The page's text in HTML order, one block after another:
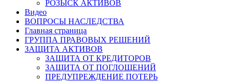
РОЗЫСК АКТИВОВ
Видео
ВОПРОСЫ НАСЛЕДСТВА
Главная страница
ГРУППА ПРАВОВЫХ РЕШЕНИЙ
ЗАЩИТА АКТИВОВ
ЗАЩИТА ОТ КРЕДИТОРОВ
ЗАЩИТА ОТ ПОГЛОЩЕНИЙ
ПРЕДУПРЕЖДЕНИЕ ПОТЕРЬ